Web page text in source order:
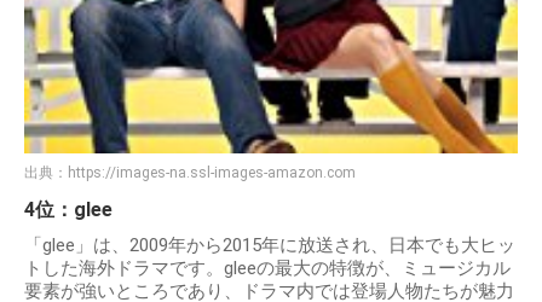
出典： https://images-na.ssl-images-amazon.com
4位：glee
「glee」は、2009年から2015年に放送され、日本でも大ヒッ
トした海外ドラマです。gleeの最大の特徴が、ミュージカル
要素が強いところであり、ドラマ内では登場人物たちが魅力